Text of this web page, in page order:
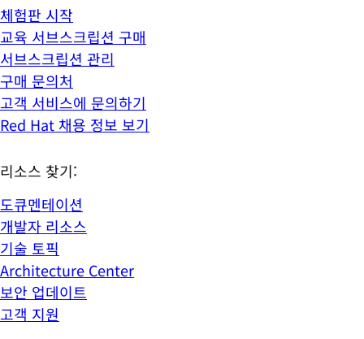
체험판 시작
교육 서브스크립션 구매
서브스크립션 관리
구매 문의처
고객 서비스에 문의하기
Red Hat 채용 정보 보기
리소스 찾기:
도큐멘테이션
개발자 리소스
기술 토픽
Architecture Center
보안 업데이트
고객 지원